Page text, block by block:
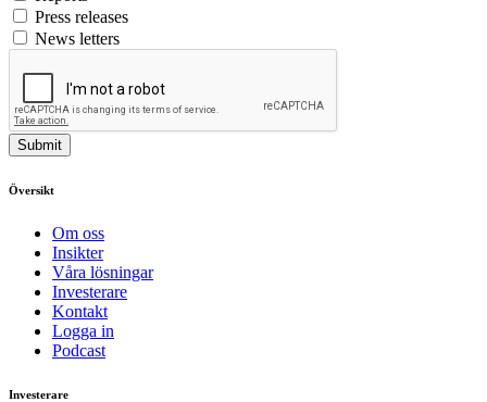
Press releases
News letters
Submit
Översikt
Om oss
Insikter
Våra lösningar
Investerare
Kontakt
Logga in
Podcast
Investerare